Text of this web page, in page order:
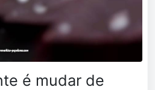
é mudar de